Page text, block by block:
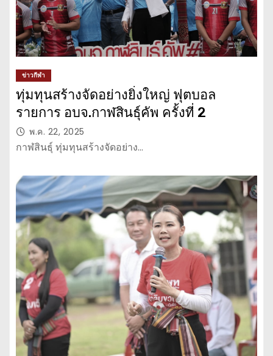
ข่าวกีฬา
ทุ่มทุนสร้างจัดอย่างยิ่งใหญ่ ฟุตบอล
รายการ อบจ.กาฬสินธุ์คัพ ครั้งที่ 2
พ.ค. 22, 2025
กาฬสินธุ์ ทุ่มทุนสร้างจัดอย่าง…